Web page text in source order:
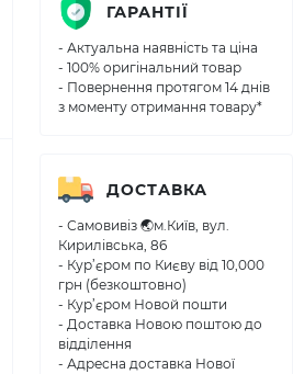
ГАРАНТІЇ
- Актуальна наявність та ціна
- 100% оригінальний товар
- Повернення протягом 14 днів
з моменту отримання товару*
ДОСТАВКА
- Самовивіз 🌏м.Київ, вул.
Кирилівська, 86
- Кур’єром по Києву від 10,000
грн (безкоштовно)
- Кур’єром Новой пошти
- Доставка Новою поштою до
відділення
- Адресна доставка Нової